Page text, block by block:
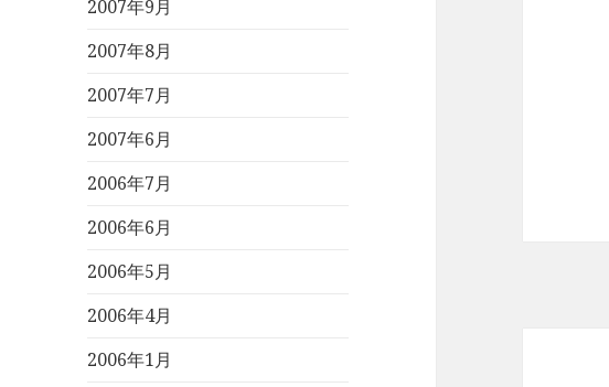
2007年9月
2007年8月
2007年7月
2007年6月
2006年7月
2006年6月
2006年5月
2006年4月
2006年1月